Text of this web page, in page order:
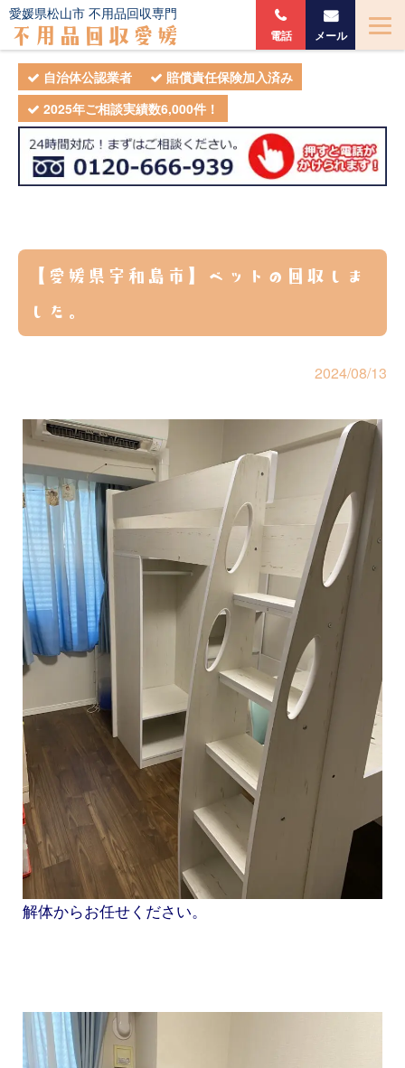
自治体公認業者
賠償責任保険加入済み
2025年ご相談実績数6,000件！
愛媛県松山市 不用品回収専門
不用品回収愛媛 電話 メール
【愛媛県宇和島市】ベットの回収しま
した。
2024/08/13
解体からお任せください。